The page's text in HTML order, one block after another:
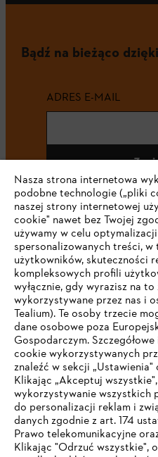
Bądź na bieżąco
ADRES E-MAIL
Firma
STIHL FAQ
TWOJA
Nasza strona internetowa
podobne technologie („pliki
naszej strony internetowej
cookie" nawet bez Twojej
używamy w celu
spersonalizowanych treści, w
użytkowników, skuteczności
kompleksowych profili
wyłącznie, gdy wyrazisz na
wykorzystywane przez nas i
Tealium). Te osoby trzecie
dane osobowe poza
Gospodarczym.
cookie wykorzystywanych
znaleźć w sekcji
Klikając „Akceptuj
wykorzystywanie wszystkich
do personalizacji reklam i
danych zgodnie z art. 174
Prawo telekomunikacyjne
Klikając "Odrzuć wszystkie",